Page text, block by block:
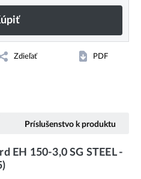
Zdieľať PDF
Príslušenstvo k produktu
EH 150-3,0 SG STEEL -